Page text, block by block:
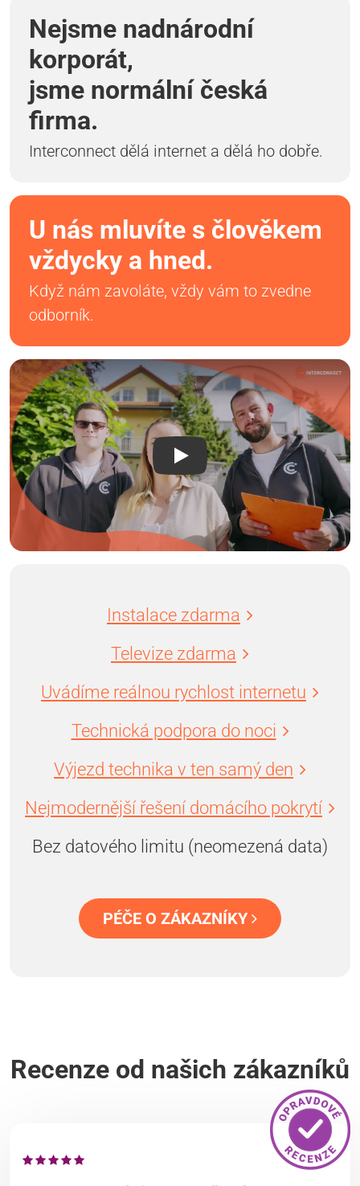
Nejsme nadnárodní
korporát,
jsme normální česká
firma.
Interconnect dělá internet a dělá ho dobře.
U nás mluvíte s člověkem
vždycky a hned.
Když nám zavoláte, vždy vám to zvedne
odborník.
Instalace zdarma
Televize zdarma
Uvádíme reálnou rychlost internetu
Technická podpora do noci
Výjezd technika v ten samý den
Nejmodernější řešení domácího pokrytí
Bez datového limitu (neomezená data)
PÉČE O ZÁKAZNÍKY
Recenze od našich zákazníků